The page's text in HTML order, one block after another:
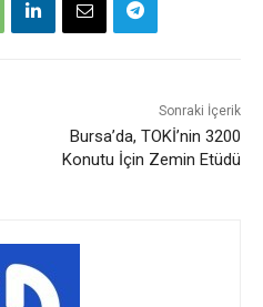
Sonraki İçerik
Bursa’da, TOKİ’nin 3200
Konutu İçin Zemin Etüdü